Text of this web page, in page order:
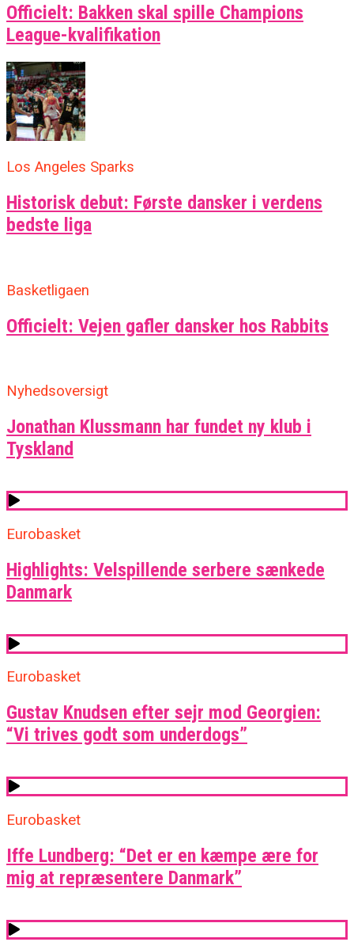
Officielt: Bakken skal spille Champions
League-kvalifikation
Los Angeles Sparks
Historisk debut: Første dansker i verdens
bedste liga
Basketligaen
Officielt: Vejen gafler dansker hos Rabbits
Nyhedsoversigt
Jonathan Klussmann har fundet ny klub i
Tyskland
Eurobasket
Highlights: Velspillende serbere sænkede
Danmark
Eurobasket
Gustav Knudsen efter sejr mod Georgien:
“Vi trives godt som underdogs”
Eurobasket
Iffe Lundberg: “Det er en kæmpe ære for
mig at repræsentere Danmark”